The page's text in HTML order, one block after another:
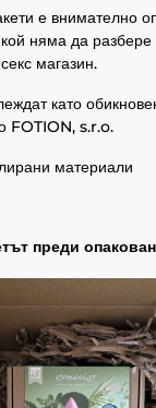
е внимателно
няма да
магазин.
като
FOTION, s.r.o.
материали
преди